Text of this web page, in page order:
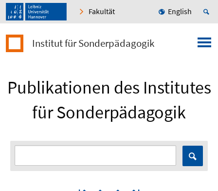
Fakultät English
Institut für Sonderpädagogik
Publikationen des Institutes
für Sonderpädagogik